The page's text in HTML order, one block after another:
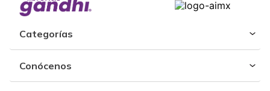
Categorías
Conócenos